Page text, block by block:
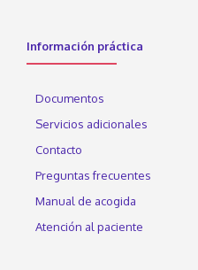
Información práctica
Documentos
Servicios adicionales
Contacto
Preguntas frecuentes
Manual de acogida
Atención al paciente